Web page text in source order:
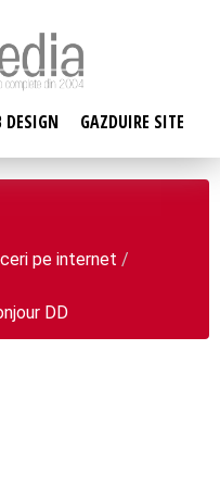
DESIGN GAZDUIRE SITE
pe internet /
DD